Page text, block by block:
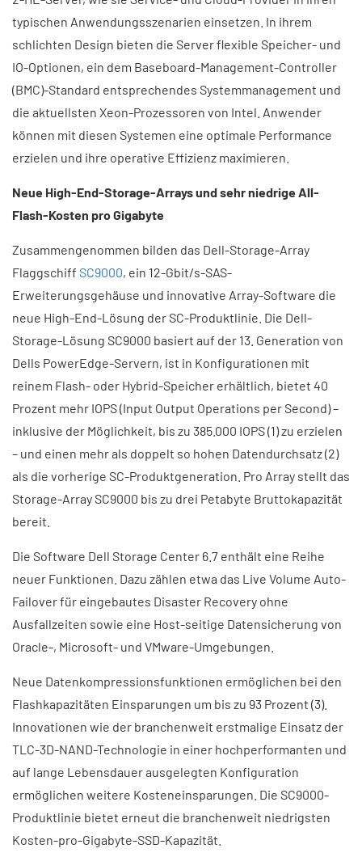
typischen Anwendungsszenarien einsetzen. In ihrem
schlichten Design bieten die Server flexible Speicher- und
IO-Optionen, ein dem Baseboard-Management-Controller
(BMC)-Standard entsprechendes Systemmanagement und
die aktuellsten Xeon-Prozessoren von Intel. Anwender
können mit diesen Systemen eine optimale Performance
erzielen und ihre operative Effizienz maximieren.
Neue High-End-Storage-Arrays und sehr niedrige All-
Flash-Kosten pro Gigabyte
Zusammengenommen bilden das Dell-Storage-Array
Flaggschiff SC9000, ein 12-Gbit/s-SAS-
Erweiterungsgehäuse und innovative Array-Software die
neue High-End-Lösung der SC-Produktlinie. Die Dell-
Storage-Lösung SC9000 basiert auf der 13. Generation von
Dells PowerEdge-Servern, ist in Konfigurationen mit
reinem Flash- oder Hybrid-Speicher erhältlich, bietet 40
Prozent mehr IOPS (Input Output Operations per Second) –
inklusive der Möglichkeit, bis zu 385.000 IOPS (1) zu erzielen
– und einen mehr als doppelt so hohen Datendurchsatz (2)
als die vorherige SC-Produktgeneration. Pro Array stellt das
Storage-Array SC9000 bis zu drei Petabyte Bruttokapazität
bereit.
Die Software Dell Storage Center 6.7 enthält eine Reihe
neuer Funktionen. Dazu zählen etwa das Live Volume Auto-
Failover für eingebautes Disaster Recovery ohne
Ausfallzeiten sowie eine Host-seitige Datensicherung von
Oracle-, Microsoft- und VMware-Umgebungen.
Neue Datenkompressionsfunktionen ermöglichen bei den
Flashkapazitäten Einsparungen um bis zu 93 Prozent (3).
Innovationen wie der branchenweit erstmalige Einsatz der
TLC-3D-NAND-Technologie in einer hochperformanten und
auf lange Lebensdauer ausgelegten Konfiguration
ermöglichen weitere Kosteneinsparungen. Die SC9000-
Produktlinie bietet erneut die branchenweit niedrigsten
Kosten-pro-Gigabyte-SSD-Kapazität.